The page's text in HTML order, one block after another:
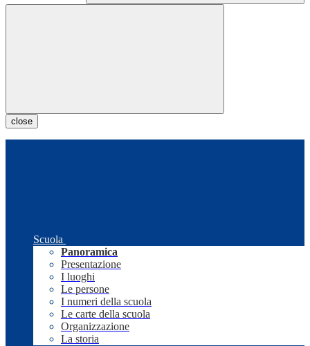
close
Scuola
Panoramica
Presentazione
I luoghi
Le persone
I numeri della scuola
Le carte della scuola
Organizzazione
La storia